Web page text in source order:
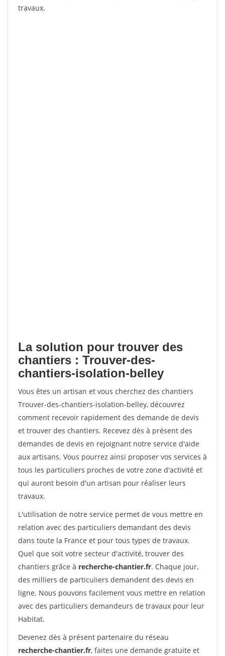
travaux.
La solution pour trouver des
chantiers : Trouver-des-
chantiers-isolation-belley
Vous êtes un artisan et vous cherchez des chantiers
Trouver-des-chantiers-isolation-belley, découvrez
comment recevoir rapidement des demande de devis
et trouver des chantiers. Recevez dès à présent des
demandes de devis en rejoignant notre service d'aide
aux artisans. Vous pourrez ainsi proposer vos services à
tous les particuliers proches de votre zone d'activité et
qui auront besoin d'un artisan pour réaliser leurs
travaux.
L'utilisation de notre service permet de vous mettre en
relation avec des particuliers demandant des devis
dans toute la France et pour tous types de travaux.
Quel que soit votre secteur d'activité, trouver des
chantiers grâce à recherche-chantier.fr. Chaque jour,
des milliers de particuliers demandent des devis en
ligne. Nous pouvons facilement vous mettre en relation
avec des particuliers demandeurs de travaux pour leur
Habitat.
Devenez dès à présent partenaire du réseau
recherche-chantier.fr, faites une demande gratuite et